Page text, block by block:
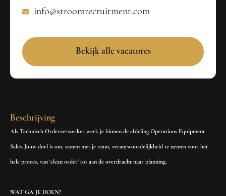
Beschrijving
Als Technisch Orderverwerker werk je binnen de afdeling Operations Equipment
Sales. Jouw doel is om, samen met je team, verantwoordelijkheid te nemen voor het
hele proces, van ‘clean order’ tot aan de overdracht naar planning.
WAT GA JE DOEN?
info@stroomrecruitment.com
Bekijk alle vacatures